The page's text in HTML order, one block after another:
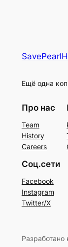
Ещё одна
Про нас
Team
History
Careers
Соц.сети
Facebook
Instagram
Twitter/X
Разработано